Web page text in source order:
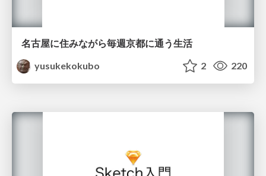
名古屋に住みながら毎週京都に通う生活
yusukekokubo
2 220